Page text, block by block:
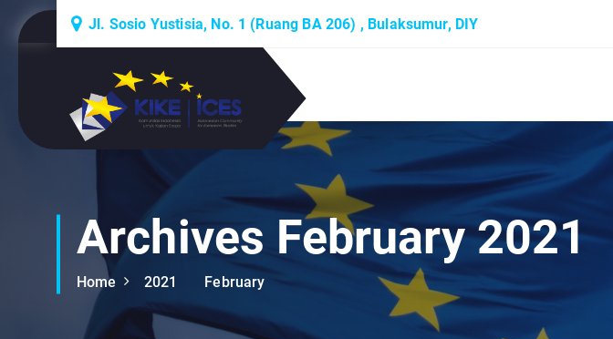
Jl. Sosio Yustisia, No. 1 (Ruang BA 206) , Bulaksumur, DIY
Lembaga Think-Thank yang Berdiskusi
Tentang Eropa
Archives February 2021
Home 2021 February